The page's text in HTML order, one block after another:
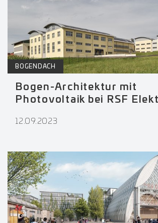
BOGENDACH
Bogen-Architektur mit
Photovoltaik bei RSF
12.09.2023